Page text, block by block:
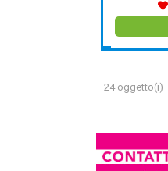
24 oggetto(i)